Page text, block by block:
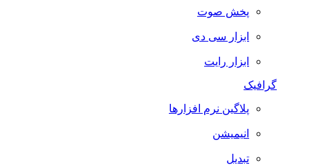
پخش صوت
ابزار سی دی
ابزار رایت
گرافیک
پلاگین نرم افزارها
انیمیشن
تبدیل